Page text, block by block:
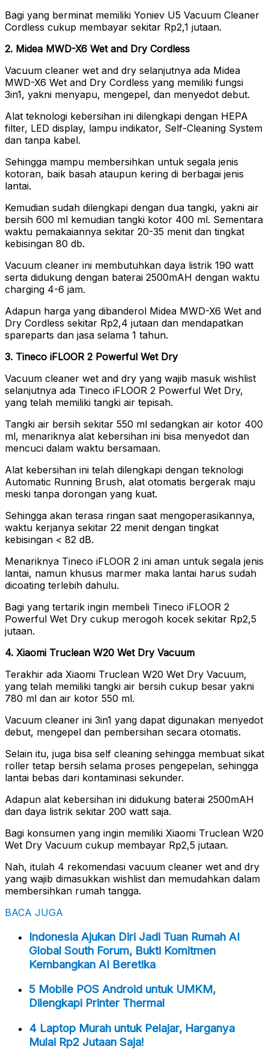
Bagi yang berminat memiliki Yoniev U5 Vacuum Cleaner
Cordless cukup membayar sekitar Rp2,1 jutaan.
2. Midea MWD-X6 Wet and Dry Cordless
Vacuum cleaner wet and dry selanjutnya ada Midea
MWD-X6 Wet and Dry Cordless yang memiliki fungsi
3in1, yakni menyapu, mengepel, dan menyedot debut.
Alat teknologi kebersihan ini dilengkapi dengan HEPA
filter, LED display, lampu indikator, Self-Cleaning System
dan tanpa kabel.
Sehingga mampu membersihkan untuk segala jenis
kotoran, baik basah ataupun kering di berbagai jenis
lantai.
Kemudian sudah dilengkapi dengan dua tangki, yakni air
bersih 600 ml kemudian tangki kotor 400 ml. Sementara
waktu pemakaiannya sekitar 20-35 menit dan tingkat
kebisingan 80 db.
Vacuum cleaner ini membutuhkan daya listrik 190 watt
serta didukung dengan baterai 2500mAH dengan waktu
charging 4-6 jam.
Adapun harga yang dibanderol Midea MWD-X6 Wet and
Dry Cordless sekitar Rp2,4 jutaan dan mendapatkan
spareparts dan jasa selama 1 tahun.
3. Tineco iFLOOR 2 Powerful Wet Dry
Vacuum cleaner wet and dry yang wajib masuk wishlist
selanjutnya ada Tineco iFLOOR 2 Powerful Wet Dry,
yang telah memiliki tangki air tepisah.
Tangki air bersih sekitar 550 ml sedangkan air kotor 400
ml, menariknya alat kebersihan ini bisa menyedot dan
mencuci dalam waktu bersamaan.
Alat kebersihan ini telah dilengkapi dengan teknologi
Automatic Running Brush, alat otomatis bergerak maju
meski tanpa dorongan yang kuat.
Sehingga akan terasa ringan saat mengoperasikannya,
waktu kerjanya sekitar 22 menit dengan tingkat
kebisingan < 82 dB.
Menariknya Tineco iFLOOR 2 ini aman untuk segala jenis
lantai, namun khusus marmer maka lantai harus sudah
dicoating terlebih dahulu.
Bagi yang tertarik ingin membeli Tineco iFLOOR 2
Powerful Wet Dry cukup merogoh kocek sekitar Rp2,5
jutaan.
4. Xiaomi Truclean W20 Wet Dry Vacuum
Terakhir ada Xiaomi Truclean W20 Wet Dry Vacuum,
yang telah memiliki tangki air bersih cukup besar yakni
780 ml dan air kotor 550 ml.
Vacuum cleaner ini 3in1 yang dapat digunakan menyedot
debut, mengepel dan pembersihan secara otomatis.
Selain itu, juga bisa self cleaning sehingga membuat sikat
roller tetap bersih selama proses pengepelan, sehingga
lantai bebas dari kontaminasi sekunder.
Adapun alat kebersihan ini didukung baterai 2500mAH
dan daya listrik sekitar 200 watt saja.
Bagi konsumen yang ingin memiliki Xiaomi Truclean W20
Wet Dry Vacuum cukup membayar Rp2,5 jutaan.
Nah, itulah 4 rekomendasi vacuum cleaner wet and dry
yang wajib dimasukkan wishlist dan memudahkan dalam
membersihkan rumah tangga.
BACA JUGA
Indonesia Ajukan Diri Jadi Tuan Rumah AI
Global South Forum, Bukti Komitmen
Kembangkan AI Beretika
5 Mobile POS Android untuk UMKM,
Dilengkapi Printer Thermal
4 Laptop Murah untuk Pelajar, Harganya
Mulai Rp2 Jutaan Saja!